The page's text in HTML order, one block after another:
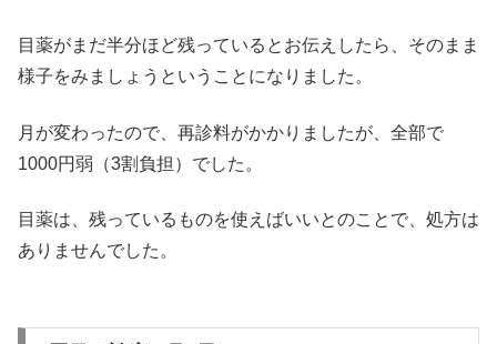
目薬がまだ半分ほど残っているとお伝えしたら、そのまま
様子をみましょうということになりました。
月が変わったので、再診料がかかりましたが、全部で
1000円弱（3割負担）でした。
目薬は、残っているものを使えばいいとのことで、処方は
ありませんでした。